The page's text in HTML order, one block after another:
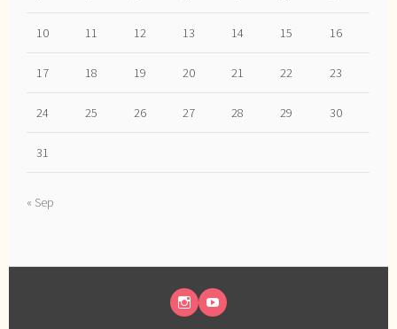
10 11 12 13 14 15 16
17 18 19 20 21 22 23
24 25 26 27 28 29 30
31
« Sep